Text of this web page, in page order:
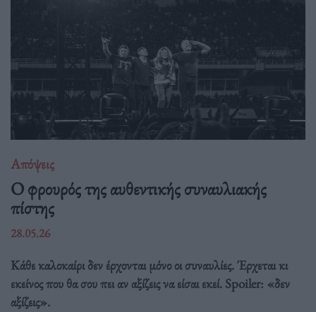
Απόψεις
O φρουρός της αυθεντικής συναυλιακής
πίστης
28.05.26
Κάθε καλοκαίρι δεν έρχονται μόνο οι συναυλίες. Έρχεται κι
εκείνος που θα σου πει αν αξίζεις να είσαι εκεί. Spoiler: «δεν
αξίζεις».